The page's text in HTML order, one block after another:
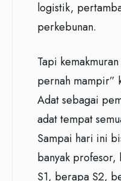
logistik,
perkebunan.
Tapi
pernah mampir”
Adat sebagai
adat tempat
Sampai hari ini
banyak
S1, berapa S2,